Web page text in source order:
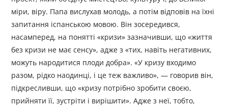
міри, віру. Папа вислухав молодь, а потім відповів на їхні
запитання іспанською мовою. Він зосередився,
насамперед, на понятті «кризи» зазначивши, що «життя
без кризи не має сенсу», адже з «тих, навіть негативних,
можуть народитися плоди добра». «У кризу входимо
разом, рідко наодинці, і це теж важливо», — говорив він,
підкресливши, що «кризу потрібно зробити своєю,
прийняти її, зустріти і вирішити». Адже з неї, тобто,